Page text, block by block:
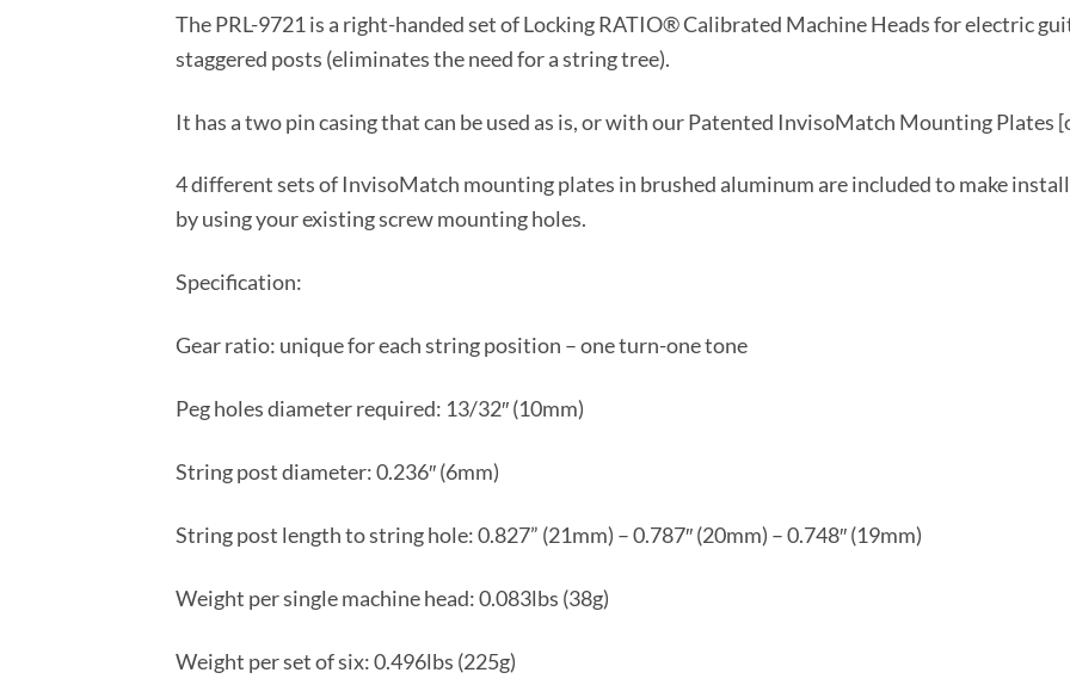
The PRL-9721 is a right-handed set of Locking RATIO® Calibrated Machine Heads for electric
staggered posts (eliminates the need for a string tree).
It has a two pin casing that can be used as is, or with our Patented InvisoMatch Mounting Plates
4 different sets of InvisoMatch mounting plates in brushed aluminum are included to make
by using your existing screw mounting holes.
Specification:
Gear ratio: unique for each string position – one turn-one tone
Peg holes diameter required: 13/32″ (10mm)
String post diameter: 0.236″ (6mm)
String post length to string hole: 0.827” (21mm) – 0.787″ (20mm) – 0.748″ (19mm)
Weight per single machine head: 0.083lbs (38g)
Weight per set of six: 0.496lbs (225g)